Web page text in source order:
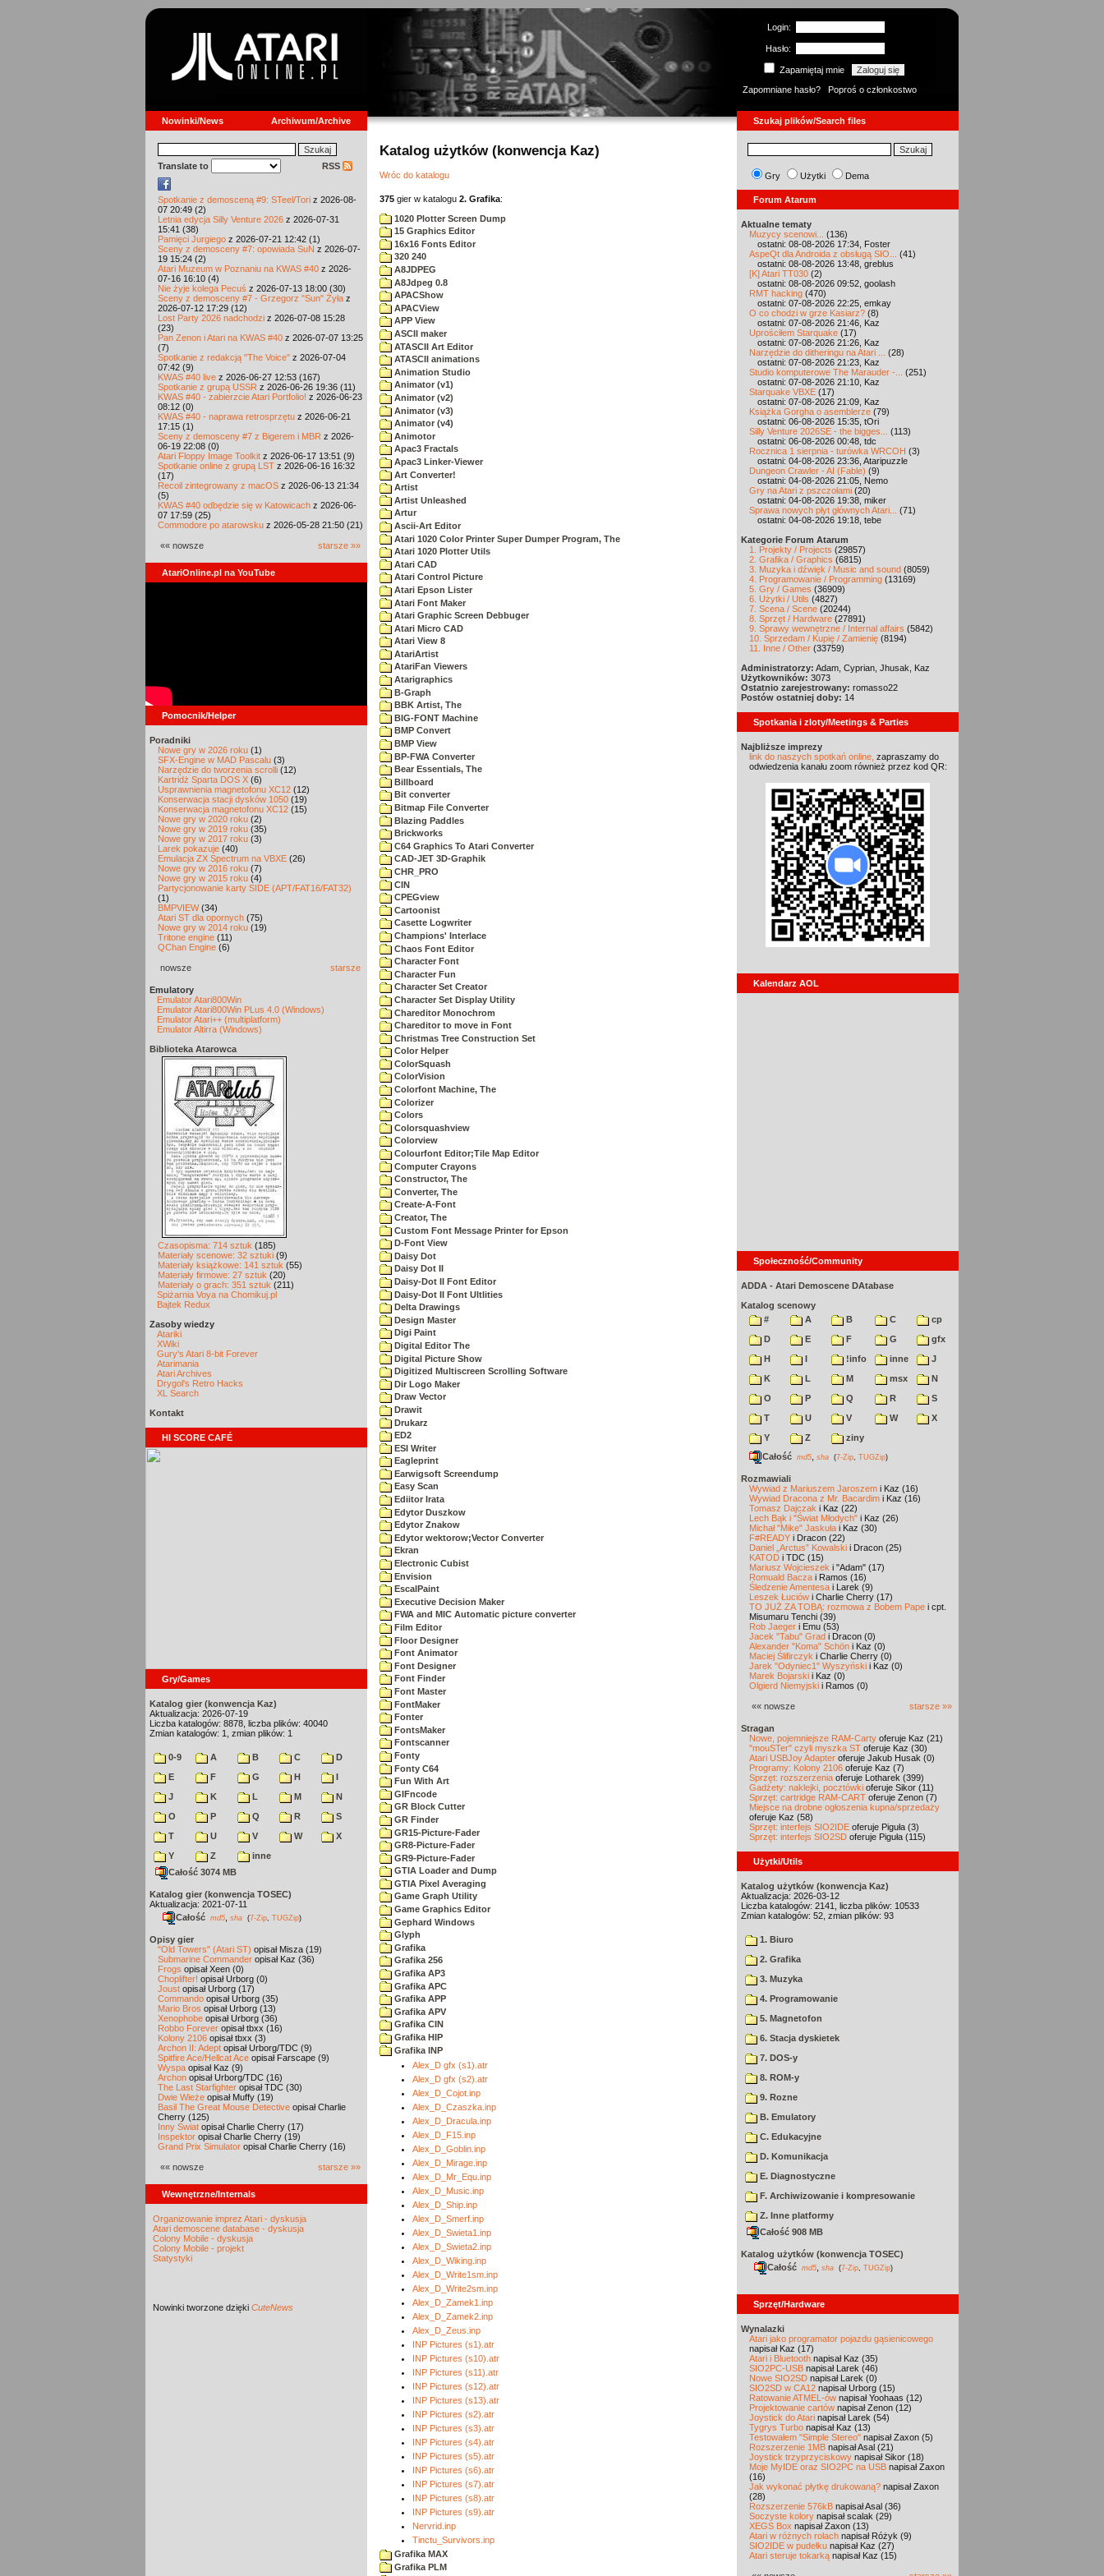
Login:
Hasło:
Zapamiętaj mnie
Zapomniane hasło?
Poproś o członkostwo
Nowinki/News Archiwum/Archive Szukaj plików/Search files
Translate to RSS
Spotkanie z demosceną #9: STeel/Tori z 2026-08-
07 20:49 (2)
Letnia edycja Silly Venture 2026 z 2026-07-31
15:41 (38)
Pamięci Jurgiego z 2026-07-21 12:42 (1)
Sceny z demosceny #7: opowiada SuN z 2026-07-
19 15:24 (2)
Atari Muzeum w Poznaniu na KWAS #40 z 2026-
07-16 16:10 (4)
Nie żyje kolega Pecuś z 2026-07-13 18:00 (30)
Sceny z demosceny #7 - Grzegorz "Sun" Żyła z
2026-07-12 17:29 (12)
Lost Party 2026 nadchodzi z 2026-07-08 15:28
(23)
Pan Zenon i Atari na KWAS #40 z 2026-07-07 13:25
(7)
Spotkanie z redakcją "The Voice" z 2026-07-04
07:42 (9)
KWAS #40 live z 2026-06-27 12:53 (167)
Spotkanie z grupą USSR z 2026-06-26 19:36 (11)
KWAS #40 - zabierzcie Atari Portfolio! z 2026-06-23
08:12 (0)
KWAS #40 - naprawa retrosprzętu z 2026-06-21
17:15 (1)
Sceny z demosceny #7 z Bigerem i MBR z 2026-
06-19 22:08 (0)
Atari Floppy Image Toolkit z 2026-06-17 13:51 (9)
Spotkanie online z grupą LST z 2026-06-16 16:32
(17)
Recoil zintegrowany z macOS z 2026-06-13 21:34
(5)
KWAS #40 odbędzie się w Katowicach z 2026-06-
07 17:59 (25)
Commodore po atarowsku z 2026-05-28 21:50 (21)
«« nowsze starsze »»
AtariOnline.pl na YouTube
Pomocnik/Helper
Poradniki
Nowe gry w 2026 roku (1)
SFX-Engine w MAD Pascalu (3)
Narzędzie do tworzenia scrolli (12)
Kartridż Sparta DOS X (6)
Usprawnienia magnetofonu XC12 (12)
Konserwacja stacji dysków 1050 (19)
Konserwacja magnetofonu XC12 (15)
Nowe gry w 2020 roku (2)
Nowe gry w 2019 roku (35)
Nowe gry w 2017 roku (3)
Larek pokazuje (40)
Emulacja ZX Spectrum na VBXE (26)
Nowe gry w 2016 roku (7)
Nowe gry w 2015 roku (4)
Partycjonowanie karty SIDE (APT/FAT16/FAT32)
(1)
BMPVIEW(34)
Atari ST dla opornych (75)
Nowe gry w 2014 roku (19)
Tritone engine (11)
QChan Engine (6)
nowsze starsze
Emulatory
Emulator Atari800Win
Emulator Atari800Win PLus 4.0 (Windows)
Emulator Atari++ (multiplatform)
Emulator Altirra (Windows)
Biblioteka Atarowca
Czasopisma: 714 sztuk (185)
Materiały scenowe: 32 sztuki (9)
Materiały książkowe: 141 sztuk (55)
Materiały firmowe: 27 sztuk (20)
Materiały o grach: 351 sztuk (211)
Spiżarnia Voya na Chomikuj.pl
Bajtek Redux
Zasoby wiedzy
Atariki
XWiki
Gury's Atari 8-bit Forever
Atarimania
Atari Archives
Drygol's Retro Hacks
XL Search
Kontakt
HI SCORE CAFÉ
Gry/Games
Katalog gier (konwencja Kaz)
Aktualizacja: 2026-07-19
Liczba katalogów: 8878, liczba plików: 40040
Zmian katalogów: 1, zmian plików: 1
0-9 A B C
D
E
F G H
I
J
K L M
N
O
P Q R
S
T
U V W
X
Y
Z
inne
Całość 3074 MB
Katalog gier (konwencja TOSEC)
Aktualizacja: 2021-07-11
Całość md5 sha (7-Zip TUGZip)
Opisy gier
"Old Towers" (Atari ST) opisał Misza (19)
Submarine Commander opisał Kaz (36)
Frogs opisał Xeen (0)
Choplifter! opisał Urborg (0)
Joust opisał Urborg (17)
Commando opisał Urborg (35)
Mario Bros opisał Urborg (13)
Xenophobe opisał Urborg (36)
Robbo Forever opisał tbxx (16)
Kolony 2106 opisał tbxx (3)
Archon II: Adept opisał Urborg/TDC (9)
Spitfire Ace/Hellcat Ace opisał Farscape (9)
Wyspa opisał Kaz (9)
Archon opisał Urborg/TDC (16)
The Last Starfighter opisał TDC (30)
Dwie Wieże opisał Muffy (19)
Basil The Great Mouse Detective opisał Charlie
Cherry (125)
Inny Świat opisał Charlie Cherry (17)
Inspektor opisał Charlie Cherry (19)
Grand Prix Simulator opisał Charlie Cherry (16)
«« nowsze starsze »»
Wewnętrzne/Internals
Organizowanie imprez Atari - dyskusja
Atari demoscene database - dyskusja
Colony Mobile - dyskusja
Colony Mobile - projekt
Statystyki
Nowinki tworzone dzięki CuteNews
Katalog użytków (konwencja Kaz)
Wróc do katalogu
375 gier w katalogu 2. Grafika:
1020 Plotter Screen Dump
15 Graphics Editor
16x16 Fonts Editor
320 240
A8JDPEG
A8Jdpeg 0.8
APACShow
APACView
APP View
ASCII maker
ATASCII Art Editor
ATASCII animations
Animation Studio
Animator (v1)
Animator (v2)
Animator (v3)
Animator (v4)
Animotor
Apac3 Fractals
Apac3 Linker-Viewer
Art Converter!
Artist
Artist Unleashed
Artur
Ascii-Art Editor
Atari 1020 Color Printer Super Dumper Program, The
Atari 1020 Plotter Utils
Atari CAD
Atari Control Picture
Atari Epson Lister
Atari Font Maker
Atari Graphic Screen Debbuger
Atari Micro CAD
Atari View 8
AtariArtist
AtariFan Viewers
Atarigraphics
B-Graph
BBK Artist, The
BIG-FONT Machine
BMP Convert
BMP View
BP-FWA Converter
Bear Essentials, The
Billboard
Bit converter
Bitmap File Converter
Blazing Paddles
Brickworks
C64 Graphics To Atari Converter
CAD-JET 3D-Graphik
CHR_PRO
CIN
CPEGview
Cartoonist
Casette Logwriter
Champions' Interlace
Chaos Font Editor
Character Font
Character Fun
Character Set Creator
Character Set Display Utility
Chareditor Monochrom
Chareditor to move in Font
Christmas Tree Construction Set
Color Helper
ColorSquash
ColorVision
Colorfont Machine, The
Colorizer
Colors
Colorsquashview
Colorview
Colourfont Editor;Tile Map Editor
Computer Crayons
Constructor, The
Converter, The
Create-A-Font
Creator, The
Custom Font Message Printer for Epson
D-Font View
Daisy Dot
Daisy Dot II
Daisy-Dot II Font Editor
Daisy-Dot II Font Ultlities
Delta Drawings
Design Master
Digi Paint
Digital Editor The
Digital Picture Show
Digitized Multiscreen Scrolling Software
Dir Logo Maker
Draw Vector
Drawit
Drukarz
ED2
ESI Writer
Eagleprint
Earwigsoft Screendump
Easy Scan
Ediitor Irata
Edytor Duszkow
Edytor Znakow
Edytor wektorow;Vector Converter
Ekran
Electronic Cubist
Envision
EscalPaint
Executive Decision Maker
FWA and MIC Automatic picture converter
Film Editor
Floor Designer
Font Animator
Font Designer
Font Finder
Font Master
FontMaker
Fonter
FontsMaker
Fontscanner
Fonty
Fonty C64
Fun With Art
GIFncode
GR Block Cutter
GR Finder
GR15-Picture-Fader
GR8-Picture-Fader
GR9-Picture-Fader
GTIA Loader and Dump
GTIA Pixel Averaging
Game Graph Utility
Game Graphics Editor
Gephard Windows
Glyph
Grafika
Grafika 256
Grafika AP3
Grafika APC
Grafika APP
Grafika APV
Grafika CIN
Grafika HIP
Grafika INP
Alex_D gfx (s1).atr
Alex_D gfx (s2).atr
Alex_D_Cojot.inp
Alex_D_Czaszka.inp
Alex_D_Dracula.inp
Alex_D_F15.inp
Alex_D_Goblin.inp
Alex_D_Mirage.inp
Alex_D_Mr_Equ.inp
Alex_D_Music.inp
Alex_D_Ship.inp
Alex_D_Smerf.inp
Alex_D_Swieta1.inp
Alex_D_Swieta2.inp
Alex_D_Wiking.inp
Alex_D_Write1sm.inp
Alex_D_Write2sm.inp
Alex_D_Zamek1.inp
Alex_D_Zamek2.inp
Alex_D_Zeus.inp
INP Pictures (s1).atr
INP Pictures (s10).atr
INP Pictures (s11).atr
INP Pictures (s12).atr
INP Pictures (s13).atr
INP Pictures (s2).atr
INP Pictures (s3).atr
INP Pictures (s4).atr
INP Pictures (s5).atr
INP Pictures (s6).atr
INP Pictures (s7).atr
INP Pictures (s8).atr
INP Pictures (s9).atr
Nervrid.inp
Tinctu_Survivors.inp
Grafika MAX
Grafika PLM
Gry Użytki Dema
Forum Atarum
Aktualne tematy
Muzycy scenowi...
(136)
ostatni: 08-08-2026 17:34, Foster
AspeQt dla Androida z obsługą SIO...
(41)
ostatni: 08-08-2026 13:48, greblus
[K] Atari TT030 (2)
ostatni: 08-08-2026 09:52, goolash
RMT hacking (470)
ostatni: 07-08-2026 22:25, emkay
O co chodzi w grze Kasiarz? (8)
ostatni: 07-08-2026 21:46, Kaz
Uprościłem Starquake (17)
ostatni: 07-08-2026 21:26, Kaz
Narzędzie do ditheringu na Atari ...
(28)
ostatni: 07-08-2026 21:23, Kaz
Studio komputerowe The Marauder -...
(251)
ostatni: 07-08-2026 21:10, Kaz
Starquake VBXE (17)
ostatni: 07-08-2026 21:09, Kaz
Książka Gorgha o asemblerze (79)
ostatni: 06-08-2026 15:35, tOri
Silly Venture 2026SE - the bigges...
(113)
ostatni: 06-08-2026 00:48, tdc
Rocznica 1 sierpnia - turówka WRCOH (3)
ostatni: 04-08-2026 23:36, Ataripuzzle
Dungeon Crawler - AI (Fable) (9)
ostatni: 04-08-2026 21:05, Nemo
Gry na Atari z pszczołami (20)
ostatni: 04-08-2026 19:38, miker
Sprawa nowych płyt głównych Atari...
(71)
ostatni: 04-08-2026 19:18, tebe
Kategorie Forum Atarum
1. Projekty / Projects (29857)
2. Grafika / Graphics (6815)
3. Muzyka i dźwięk / Music and sound (8059)
4. Programowanie / Programming (13169)
5. Gry / Games (36909)
6. Użytki / Utils (4827)
7. Scena / Scene (20244)
8. Sprzęt / Hardware (27891)
9. Sprawy wewnętrzne / Internal affairs (5842)
10. Sprzedam / Kupię / Zamienię (8194)
11. Inne / Other (33759)
Administratorzy: Adam, Cyprian, Jhusak, Kaz
Użytkowników: 3073
Ostatnio zarejestrowany: romasso22
Postów ostatniej doby: 14
Spotkania i zloty/Meetings & Parties
Najbliższe imprezy
link do naszych spotkań online, zapraszamy do
odwiedzenia kanału zoom również przez kod QR:
Kalendarz AOL
Społeczność/Community
ADDA - Atari Demoscene DAtabase
Katalog scenowy
#
A B C
cp
D
E F G
gfx
H
I !info inne
J
K
L M msx
N
O
P Q R
S
T
U V W
X
Y
Z
ziny
Całość md5 sha (7-Zip TUGZip)
Rozmawiali
Wywiad z Mariuszem Jaroszem i Kaz (16)
Wywiad Dracona z Mr. Bacardim i Kaz (16)
Tomasz Dajczak i Kaz (22)
Lech Bąk i "Świat Młodych" i Kaz (26)
Michał "Mike" Jaskuła i Kaz (30)
F#READY i Dracon (22)
Daniel „Arctus” Kowalski i Dracon (25)
KATOD i TDC (15)
Mariusz Wojcieszek i "Adam" (17)
Romuald Bacza i Ramos (16)
Śledzenie Amentesa i Larek (9)
Leszek Łuciów i Charlie Cherry (17)
TO JUŻ ZA TOBĄ: rozmowa z Bobem Pape i cpt.
Misumaru Tenchi (39)
Rob Jaeger i Emu (53)
Jacek "Tabu" Grad i Dracon (0)
Alexander "Koma" Schön i Kaz (0)
Maciej Ślifirczyk i Charlie Cherry (0)
Jarek "Odyniec1" Wyszyński i Kaz (0)
Marek Bojarski i Kaz (0)
Olgierd Niemyjski i Ramos (0)
«« nowsze starsze »»
Stragan
Nowe, pojemniejsze RAM-Carty oferuje Kaz (21)
"mouSTer" czyli myszka ST oferuje Kaz (30)
Atari USBJoy Adapter oferuje Jakub Husak (0)
Programy: Kolony 2106 oferuje Kaz (7)
Sprzęt: rozszerzenia oferuje Lotharek (399)
Gadżety: naklejki, pocztówki oferuje Sikor (11)
Sprzęt: cartridge RAM-CART oferuje Zenon (7)
Miejsce na drobne ogłoszenia kupna/sprzedaży
oferuje Kaz (58)
Sprzęt: interfejs SIO2IDE oferuje Piguła (3)
Sprzęt: interfejs SIO2SD oferuje Piguła (115)
Użytki/Utils
Katalog użytków (konwencja Kaz)
Aktualizacja: 2026-03-12
Liczba katalogów: 2141, liczba plików: 10533
Zmian katalogów: 52, zmian plików: 93
1. Biuro
2. Grafika
3. Muzyka
4. Programowanie
5. Magnetofon
6. Stacja dyskietek
7. DOS-y
8. ROM-y
9. Rozne
B. Emulatory
C. Edukacyjne
D. Komunikacja
E. Diagnostyczne
F. Archiwizowanie i kompresowanie
Z. Inne platformy
Całość 908 MB
Katalog użytków (konwencja TOSEC)
Całość md5 sha (7-Zip TUGZip)
Sprzęt/Hardware
Wynalazki
Atari jako programator pojazdu gąsienicowego
napisał Kaz (17)
Atari i Bluetooth napisał Kaz (35)
SIO2PC-USB napisał Larek (46)
Nowe SIO2SD napisał Larek (0)
SIO2SD w CA12 napisał Urborg (15)
Ratowanie ATMEL-ów napisał Yoohaas (12)
Projektowanie cartów napisał Zenon (12)
Joystick do Atari napisał Larek (54)
Tygrys Turbo napisał Kaz (13)
Testowałem "Simple Stereo" napisał Zaxon (5)
Rozszerzenie 1MB napisał Asal (21)
Joystick trzyprzyciskowy napisał Sikor (18)
Moje MyIDE oraz SIO2PC na USB napisał Zaxon
(16)
Jak wykonać płytkę drukowaną? napisał Zaxon
(28)
Rozszerzenie 576kB napisał Asal (36)
Soczyste kolory napisał scalak (29)
XEGS Box napisał Zaxon (13)
Atari w różnych rolach napisał Różyk (9)
SIO2IDE w pudełku napisał Kaz (27)
Atari steruje tokarką napisał Kaz (15)